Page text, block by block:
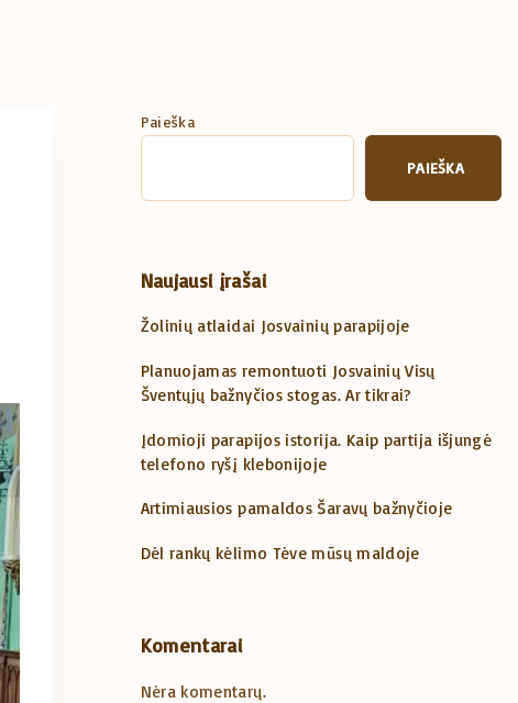
Paieška
PAIEŠKA
Naujausi įrašai
Žolinių atlaidai Josvainių parapijoje
Planuojamas remontuoti Josvainių Visų
Šventųjų bažnyčios stogas. Ar tikrai?
Įdomioji parapijos istorija. Kaip partija išjungė
telefono ryšį klebonijoje
Artimiausios pamaldos Šaravų bažnyčioje
Dėl rankų kėlimo Tėve mūsų maldoje
Komentarai
Nėra komentarų.